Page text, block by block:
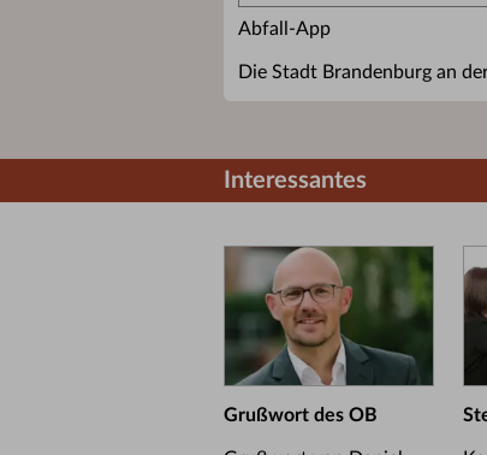
Abfall-App
Die Stadt Brandenburg an
Interessantes
Grußwort des OB